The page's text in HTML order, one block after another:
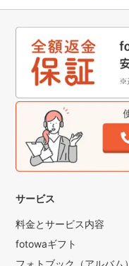
サービス
料金とサービス内容
fotowaギフト